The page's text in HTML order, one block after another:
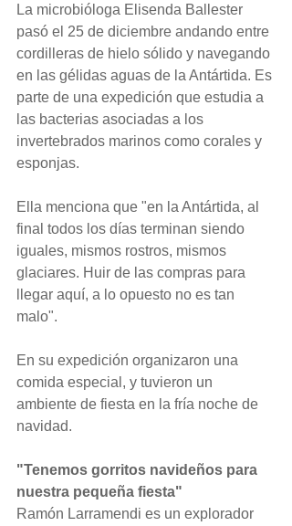
La microbióloga Elisenda Ballester
pasó el 25 de diciembre andando entre
cordilleras de hielo sólido y navegando
en las gélidas aguas de la Antártida. Es
parte de una expedición que estudia a
las bacterias asociadas a los
invertebrados marinos como corales y
esponjas.
Ella menciona que "en la Antártida, al
final todos los días terminan siendo
iguales, mismos rostros, mismos
glaciares. Huir de las compras para
llegar aquí, a lo opuesto no es tan
malo".
En su expedición organizaron una
comida especial, y tuvieron un
ambiente de fiesta en la fría noche de
navidad.
"Tenemos gorritos navideños para
nuestra pequeña fiesta"
Ramón Larramendi es un explorador